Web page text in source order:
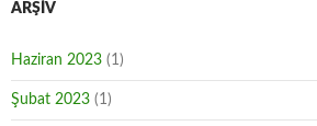
ARŞIV
Haziran 2023 (1)
Şubat 2023 (1)